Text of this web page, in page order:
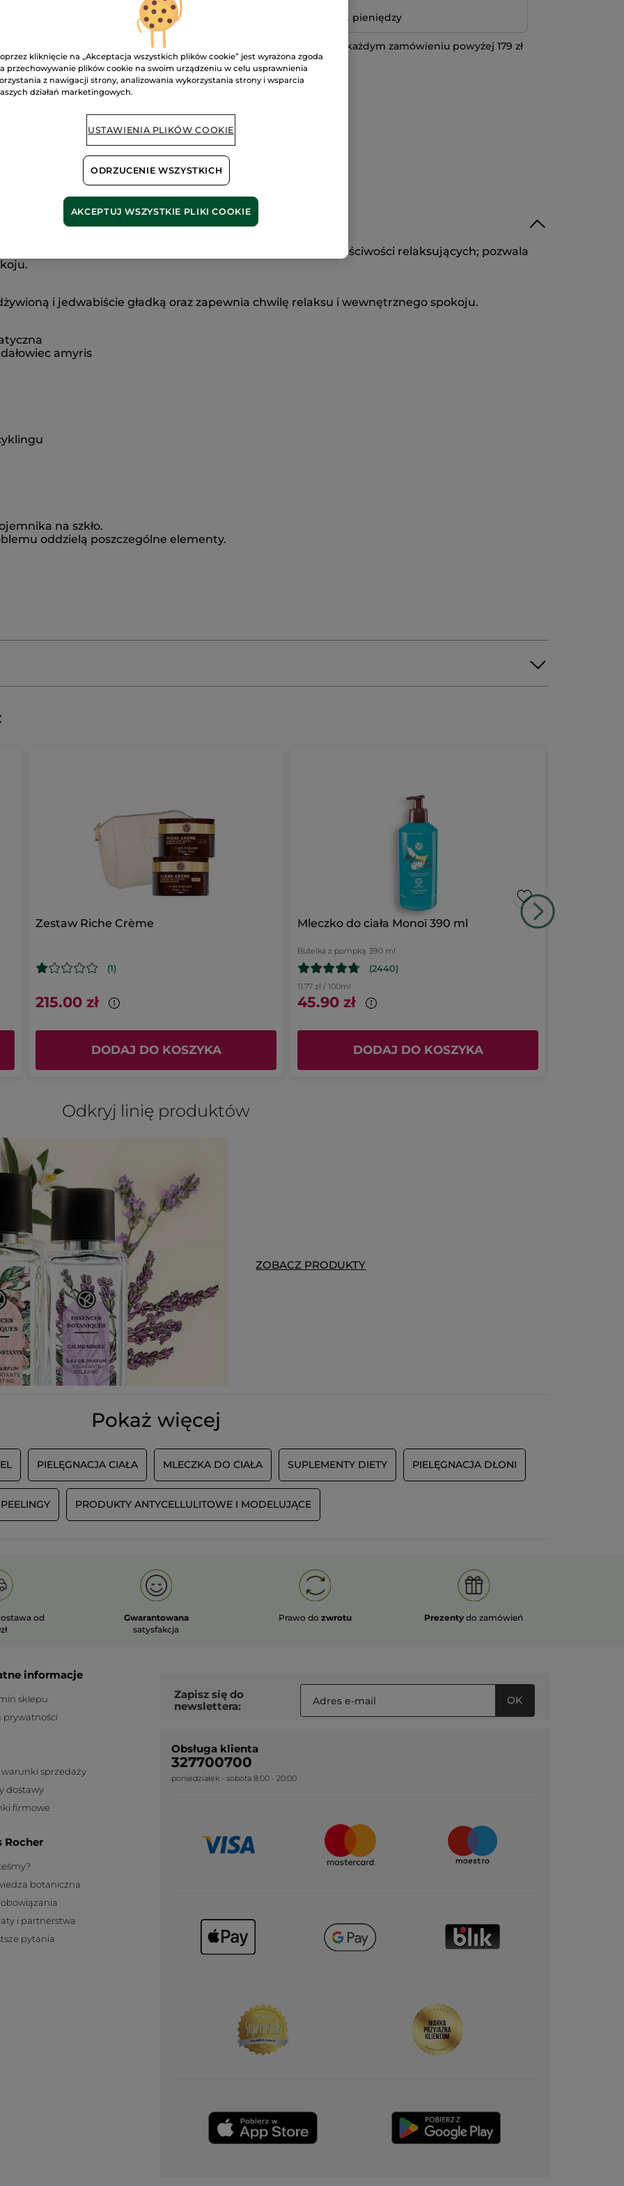
Satysfakcja albo zwrot pieniędzy
Darmowa wysyłka przy każdym zamówieniu powyżej 179 zł
DOWIEDZ SIĘ WIĘCEJ
, pachnący olejkiem lawendowym, znanym ze swoich właściwości relaksujących; pozwala
i jedwabiście gładką oraz zapewnia chwilę relaksu i wewnętrznego spokoju.
amyris
na szkło.
oddzielą poszczególne elementy.
Zestaw Riche Crème
(1)
215.00 zł
DODAJ DO KOSZYKA
Mleczko do ciała Monoï 390 ml
Butelka z pompką 390 ml
(2440)
11.77 zł / 100ml
45.90 zł
DODAJ DO KOSZYKA
Odkryj linię produktów
ZOBACZ PRODUKTY
Pokaż więcej
PIELĘGNACJA CIAŁA MLECZKA DO CIAŁA SUPLEMENTY DIETY PIELĘGNACJA DŁONI
PEELINGY PRODUKTY ANTYCELLULITOWE I MODELUJĄCE
od
Gwarantowana
satysfakcja
Prawo do zwrotu Prezenty do zamówień
informacje
sklepu
prywatności
sprzedaży
dostawy
firmowe
Rocher
botaniczna
i partnerstwa
pytania
Zapisz się do
newslettera:
OK
Obsługa klienta
327700700
poniedziałek - sobota 8:00 - 20:00
kliknięcie na „Akceptacja wszystkich plików cookie” jest wyrażona zgoda
przechowywanie plików cookie na swoim urządzeniu w celu usprawnienia
z nawigacji strony, analizowania wykorzystania strony i wsparcia
działań marketingowych.
USTAWIENIA PLIKÓW COOKIE
ODRZUCENIE WSZYSTKICH
AKCEPTUJ WSZYSTKIE PLIKI COOKIE